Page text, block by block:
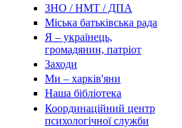
ЗНО / НМТ / ДПА
Міська батьківська рада
Я – українець,
громадянин, патріот
Заходи
Ми – харків'яни
Наша бібліотека
Координаційний центр
психологічної служби